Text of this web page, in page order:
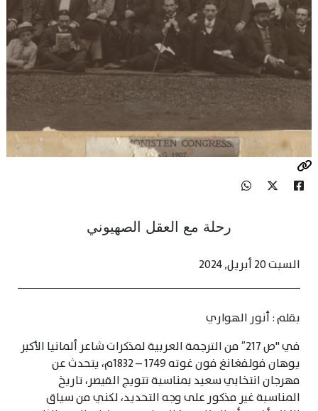
رحلة مع العقل الصهيوني
السبت 20 أبريل, 2024
بقلم : أنور الهواري
في "ص 217″ من الترجمة العربية لمذكرات شاعر ألمانيا الأكبر
يوهان فولفغانغ فون غوته 1749 – 1832م، يتحدث عن
مهرجان انتخابي سعيد بمناسبة تتويج القيصر، تاريخ
المناسبة غير مذكور على وجه التحديد، لكني من سياق